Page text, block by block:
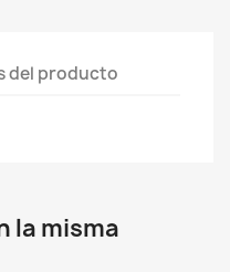
del producto
la misma